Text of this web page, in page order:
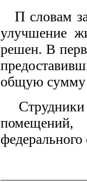
П словам
улучшение
решен. В
общую сумму
С
помещений,